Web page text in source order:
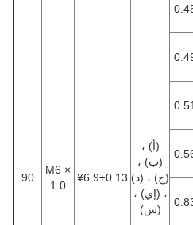
(أ) ،
(ب) ،
(ج) ، (د)
، (إي) ،
(س)
¥6.9±0.13
M6 ×
1.0
90